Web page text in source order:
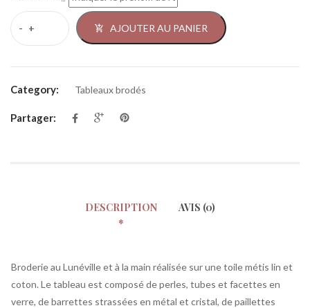
AJOUTER AU PANIER
Category: Tableaux brodés
Partager:
DESCRIPTION AVIS (0)
Broderie au Lunéville et à la main réalisée sur une toile métis lin et
coton. Le tableau est composé de perles, tubes et facettes en
verre, de barrettes strassées en métal et cristal, de paillettes